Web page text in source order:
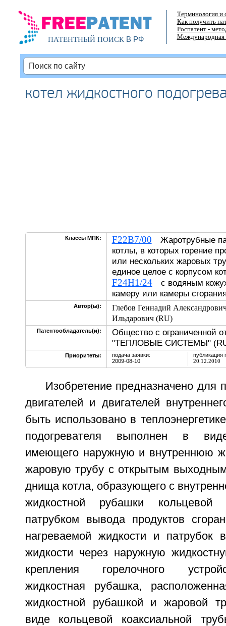
ПАТЕНТНЫЙ ПОИСКВ РФ
Терминология и
Как получить
Роспатент -
Международная
котел жидкостного
Классы МПК: F22B7/00 Жаротрубные
котлы, в которых горение
или нескольких жаровых
единое целое с корпусом
F24H1/24с водяным
камеру или камеры
Автор(ы):
Глебов Геннадий
Ильдарович (RU)
Патентообладатель(и):
Общество с ограниченной
"ТЕПЛОВЫЕ СИСТЕМЫ"
Приоритеты:
подача заявки:
2009-08-10
публикация
20.12.2010
Изобретение предназначено для
двигателей и двигателей
быть использовано в
подогревателя выполнен в
имеющего наружную и внутреннюю
жаровую трубу с открытым
днища котла, образующего с
жидкостной рубашки
патрубком вывода продуктов
нагреваемой жидкости и патрубок
жидкости через наружную
крепления горелочного
жидкостная рубашка,
жидкостной рубашкой и жаровой
виде кольцевой коаксиальной